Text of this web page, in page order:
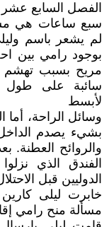
الفصل السابع
سبع ساعات هي
لم يشعر باسم
بوجود رامي بين
مريح بسبب تهشم
سائبة على طول
لأبسط
وسائل الراحة،
بشيء يصدم
والروائح العطنة.
الفندق الذي
الدوليين قبل
خابرت ليلى
مسألة منح رامي